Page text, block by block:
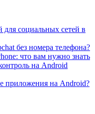
социальных сетей в
без номера телефона?
что вам нужно знать
на Android
приложения на Android?